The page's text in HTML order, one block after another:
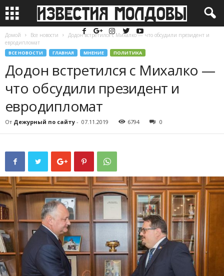
Домой Все новости
Додон встретился с Михалко — что обсудили президент и
евродипломат
ВСЕ НОВОСТИ ГЛАВНАЯ МНЕНИЕ ПОЛИТИКА
Додон встретился с Михалко —
что обсудили президент и
евродипломат
От Дежурный по сайту - 07.11.2019 6794 0